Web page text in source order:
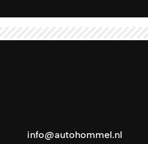
info@autohommel.nl